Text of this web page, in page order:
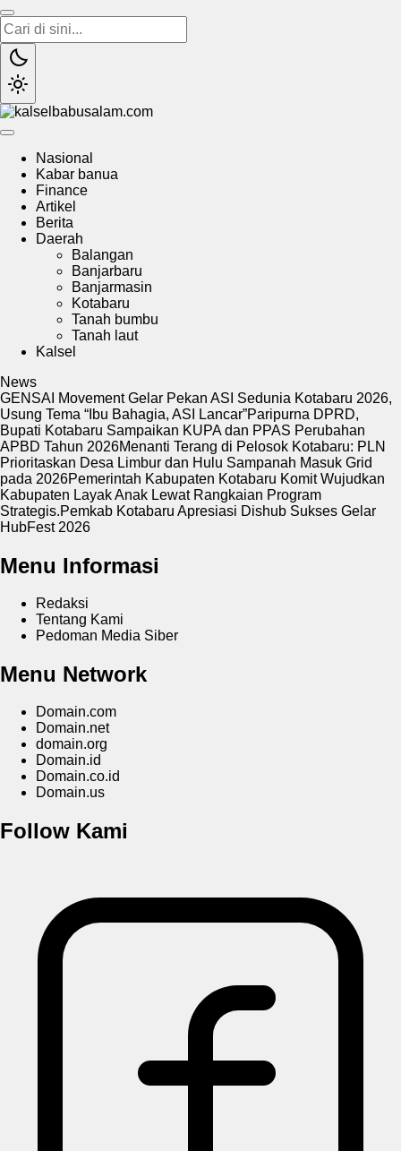
Nasional
Kabar banua
Finance
Artikel
Berita
Daerah
Balangan
Banjarbaru
Banjarmasin
Kotabaru
Tanah bumbu
Tanah laut
Kalsel
News
GENSAI Movement Gelar Pekan ASI Sedunia Kotabaru 2026,
Usung Tema “Ibu Bahagia, ASI Lancar”Paripurna DPRD,
Bupati Kotabaru Sampaikan KUPA dan PPAS Perubahan
APBD Tahun 2026Menanti Terang di Pelosok Kotabaru: PLN
Prioritaskan Desa Limbur dan Hulu Sampanah Masuk Grid
pada 2026Pemerintah Kabupaten Kotabaru Komit Wujudkan
Kabupaten Layak Anak Lewat Rangkaian Program
Strategis.Pemkab Kotabaru Apresiasi Dishub Sukses Gelar
HubFest 2026
Menu Informasi
Redaksi
Tentang Kami
Pedoman Media Siber
Menu Network
Domain.com
Domain.net
domain.org
Domain.id
Domain.co.id
Domain.us
Follow Kami